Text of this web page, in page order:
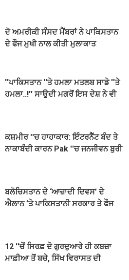
ਦੋ ਅਮਰੀਕੀ ਸੰਸਦ ਮੈਂਬਰਾਂ ਨੇ ਪਾਕਿਸਤਾਨ
ਦੇ ਫੌਜ ਮੁਖੀ ਨਾਲ ਕੀਤੀ ਮੁਲਾਕਾਤ
''ਪਾਕਿਸਤਾਨ ''ਤੇ ਹਮਲਾ ਮਤਲਬ ਸਾਡੇ ''ਤੇ
ਹਮਲਾ..!'' ਸਾਊਦੀ ਮਗਰੋਂ ਇਸ ਦੇਸ਼ ਨੇ ਵੀ
ਕਸ਼ਮੀਰ ''ਚ ਹਾਹਾਕਾਰ: ਇੰਟਰਨੈੱਟ ਬੰਦ ਤੇ
ਨਾਕਾਬੰਦੀ ਕਾਰਨ Pak ''ਚ ਜਨਜੀਵਨ ਬੁਰੀ
ਬਲੋਚਿਸਤਾਨ ਦੇ ‘ਆਜ਼ਾਦੀ ਦਿਵਸ’ ਦੇ
ਐਲਾਨ ’ਤੇ ਪਾਕਿਸਤਾਨੀ ਸਰਕਾਰ ਤੇ ਫੌਜ
12 ''ਚੋਂ ਸਿਰਫ਼ ਦੋ ਗੁਰਦੁਆਰੇ ਹੀ ਕਬਜ਼ਾ
ਮਾਫ਼ੀਆ ਤੋਂ ਬਚੇ, ਸਿੱਖ ਵਿਰਾਸਤ ਦੀ